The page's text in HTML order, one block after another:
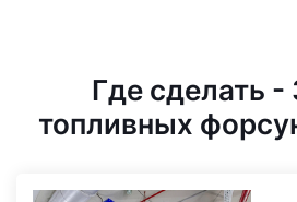
Где сделать -
топливных